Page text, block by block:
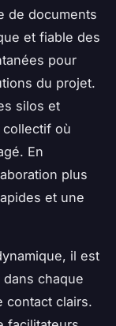
de documents
et fiable des
pour
du projet.
silos et
collectif où
En
plus
et une
il est
chaque
contact clairs.